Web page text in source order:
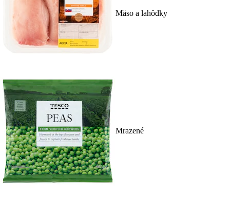
Mäso a lahôdky
Mrazené